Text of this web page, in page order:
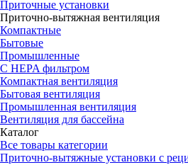
Приточные установки
Приточно-вытяжная вентиляция
Компактные
Бытовые
Промышленные
С HEPA фильтром
Компактная вентиляция
Бытовая вентиляция
Промышленная вентиляция
Вентиляция для бассейна
Каталог
Все товары категории
Приточно-вытяжные установки с